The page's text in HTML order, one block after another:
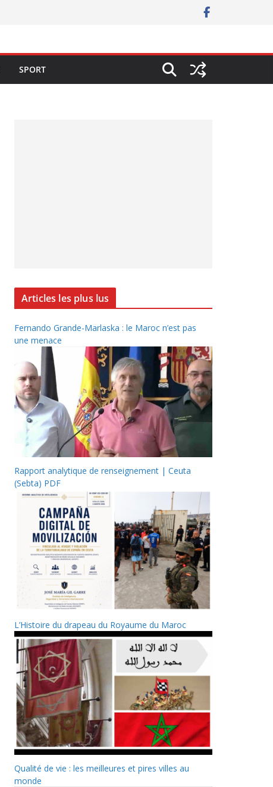
SPORT
Articles les plus lus
Fernando Grande-Marlaska : le Maroc n’est pas
une menace
Rapport analytique de renseignement | Ceuta
(Sebta) PDF
L’Histoire du drapeau du Royaume du Maroc
Qualité de vie : les meilleures et pires villes au
monde